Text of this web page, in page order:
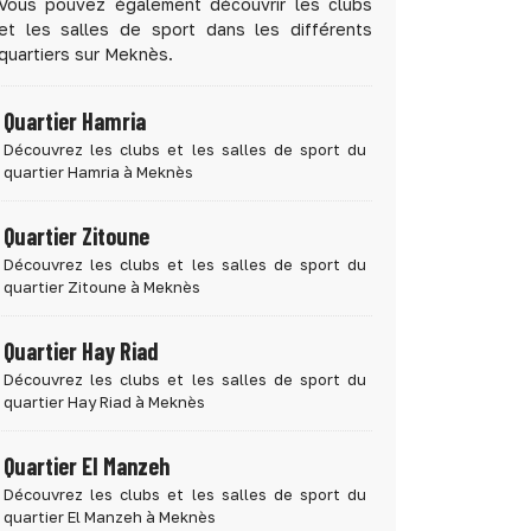
pouvez également découvrir les clubs
les salles de sport dans les différents
sur Meknès.
Quartier Hamria
Découvrez les clubs et les salles de sport du
quartier Hamria à Meknès
Quartier Zitoune
Découvrez les clubs et les salles de sport du
quartier Zitoune à Meknès
Quartier Hay Riad
Découvrez les clubs et les salles de sport du
quartier Hay Riad à Meknès
Quartier El Manzeh
Découvrez les clubs et les salles de sport du
quartier El Manzeh à Meknès